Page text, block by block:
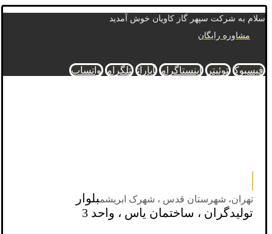
سلام به شرکت سپهر گاز کاویان خوش آمدید
مشاوره رایگان
فیسبوک توئیتر اینستاگرام آپارات تلگرام واتساپ
تهران، شهرستان قدس ، شهرک ابریشمبلوار
تولیدگران ، ساختمان یاس ، واحد 3